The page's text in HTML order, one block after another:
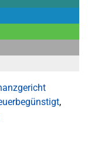
,